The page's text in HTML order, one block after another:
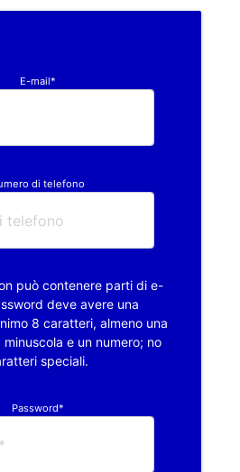
E-mail*
di telefono
può contenere parti di e-
deve avere una
8 caratteri, almeno una
minuscola e un numero; no
speciali.
Password*